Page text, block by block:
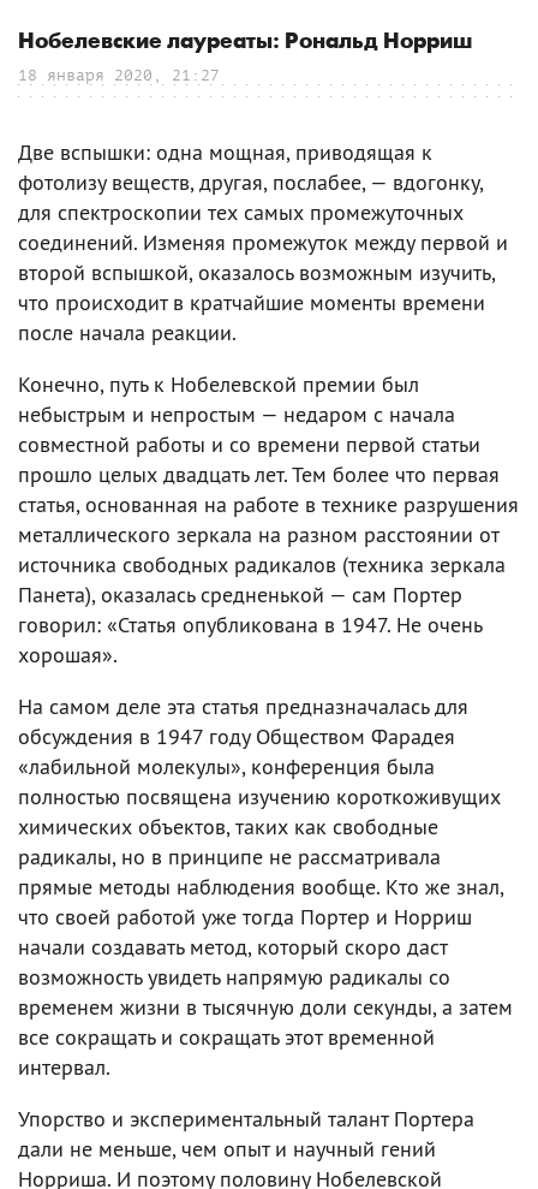
Нобелевские лауреаты: Рональд Норриш
18 января 2020, 21:27
Две вспышки: одна мощная, приводящая к
фотолизу веществ, другая, послабее, — вдогонку,
для спектроскопии тех самых промежуточных
соединений. Изменяя промежуток между первой и
второй вспышкой, оказалось возможным изучить,
что происходит в кратчайшие моменты времени
после начала реакции.
Конечно, путь к Нобелевской премии был
небыстрым и непростым — недаром с начала
совместной работы и со времени первой статьи
прошло целых двадцать лет. Тем более что первая
статья, основанная на работе в технике разрушения
металлического зеркала на разном расстоянии от
источника свободных радикалов (техника зеркала
Панета), оказалась средненькой — сам Портер
говорил: «Статья опубликована в 1947. Не очень
хорошая».
На самом деле эта статья предназначалась для
обсуждения в 1947 году Обществом Фарадея
«лабильной молекулы», конференция была
полностью посвящена изучению короткоживущих
химических объектов, таких как свободные
радикалы, но в принципе не рассматривала
прямые методы наблюдения вообще. Кто же знал,
что своей работой уже тогда Портер и Норриш
начали создавать метод, который скоро даст
возможность увидеть напрямую радикалы со
временем жизни в тысячную доли секунды, а затем
все сокращать и сокращать этот временной
интервал.
Упорство и экспериментальный талант Портера
дали не меньше, чем опыт и научный гений
Норриша. И поэтому половину Нобелевской